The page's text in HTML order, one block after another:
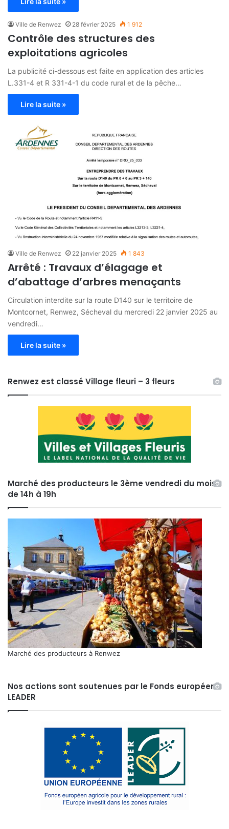
Ville de Renwez 28 février 2025 1 912
Contrôle des structures des
exploitations agricoles
La publicité ci-dessous est faite en application des articles
L.331-4 et R 331-4-1 du code rural et de la pêche…
Lire la suite »
Ville de Renwez 22 janvier 2025 1 843
Arrêté : Travaux d’élagage et
d’abattage d’arbres menaçants
Circulation interdite sur la route D140 sur le territoire de
Montcornet, Renwez, Sécheval du mercredi 22 janvier 2025 au
vendredi…
Lire la suite »
Renwez est classé Village fleuri – 3 fleurs
Marché des producteurs le 3ème vendredi du mois
de 14h à 19h
Marché des producteurs à Renwez
Nos actions sont soutenues par le Fonds européen
LEADER